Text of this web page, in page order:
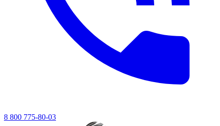
8 800 775-80-03